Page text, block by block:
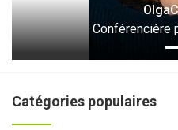
Conférencière
Catégories populaires